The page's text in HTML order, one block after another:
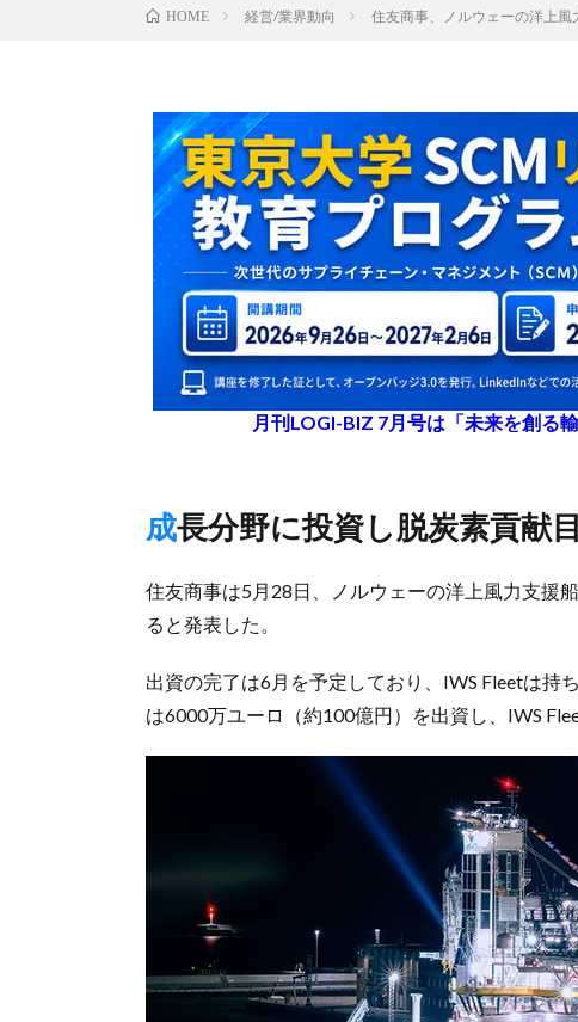
HOME 経営/業界動向 住友商事、ノルウェーの洋上
月刊LOGI-BIZ 7月号は「未来を創る
成長分野に投資し脱炭素貢献
住友商事は5月28日、ノルウェーの洋上風力支援
ると発表した。
出資の完了は6月を予定しており、IWS Fleetは持
は6000万ユーロ（約100億円）を出資し、IWS